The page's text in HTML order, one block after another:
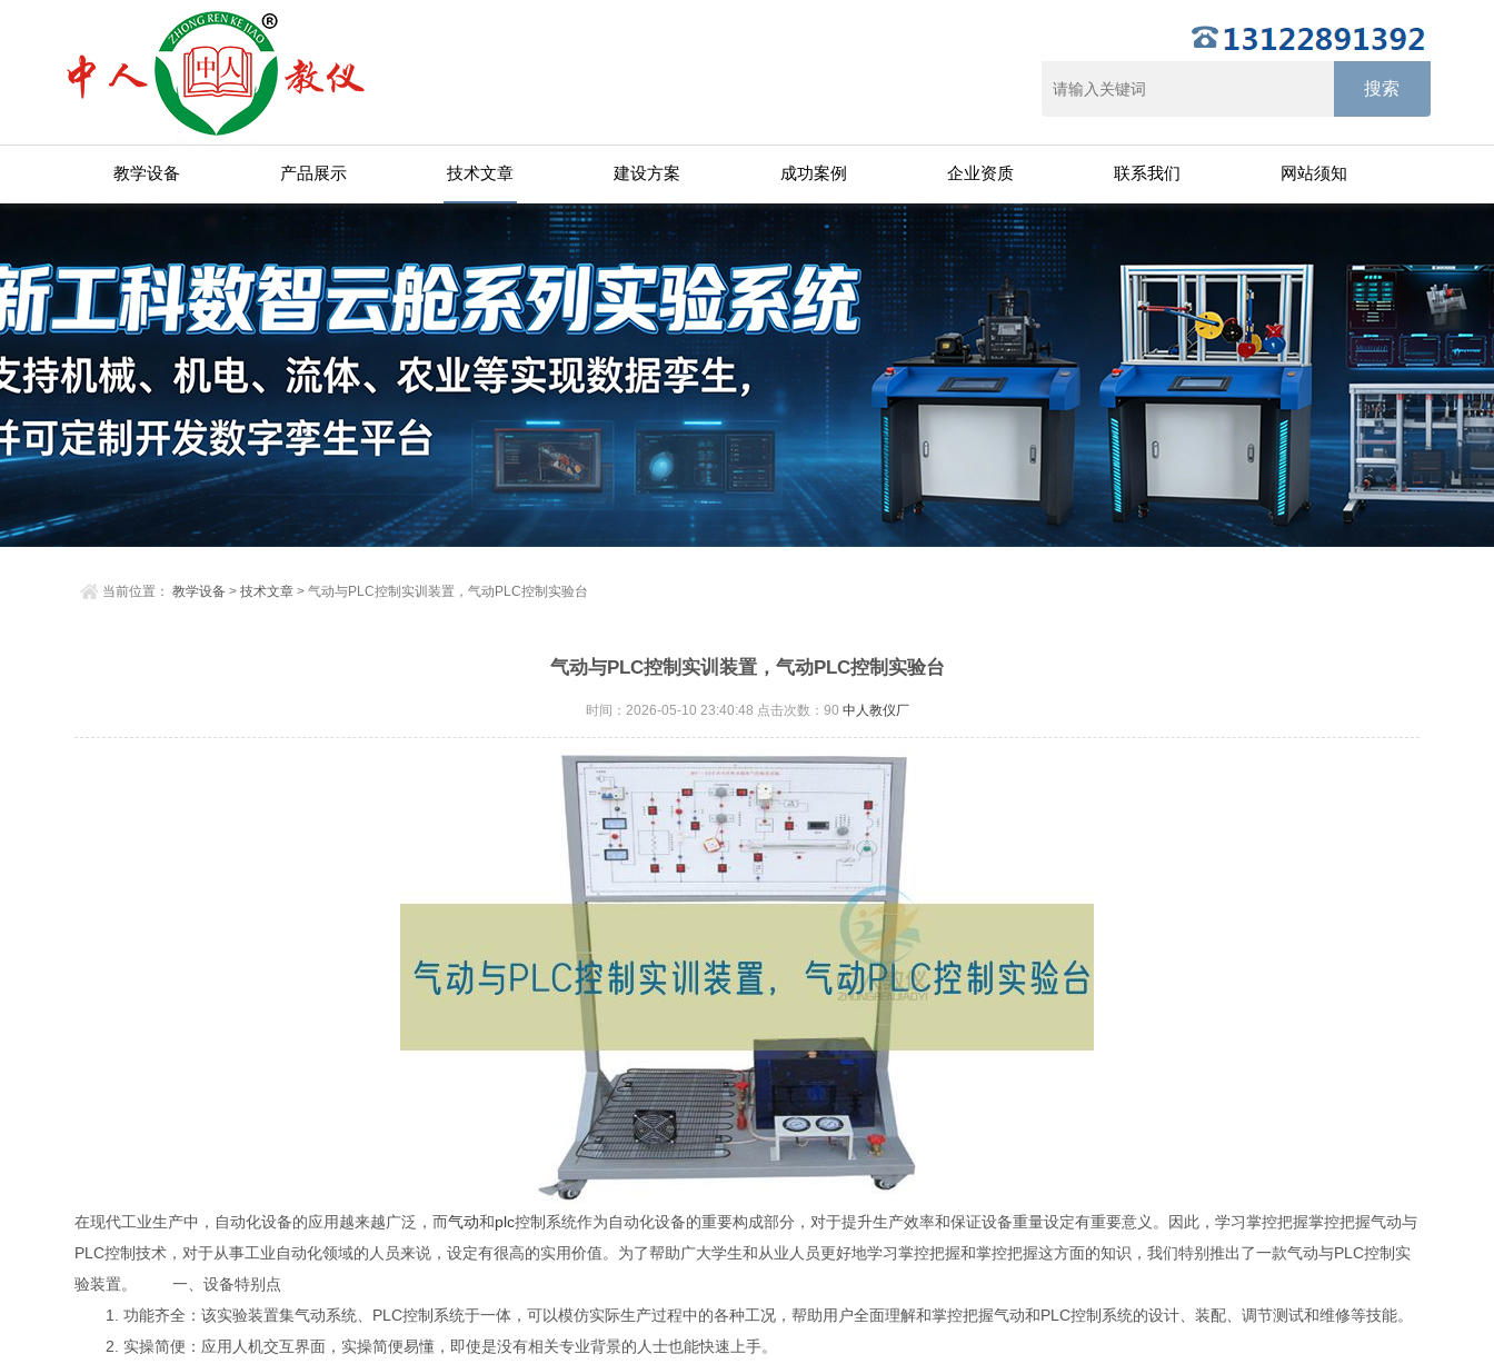
教学设备 产品展示 技术文章 建设方案 成功案例 企业资质 联系我们 网站须知
当前位置：教学设备 >技术文章 > 气动与PLC控制实训装置，气动PLC控制实验台
气动与PLC控制实训装置，气动PLC控制实验台
时间：2026-05-10 23:40:48 点击次数： 90 中人教仪厂
在现代工业生产中，自动化设备的应用越来越广泛，而气动和plc控制系统作为自动化设备的重要构成部分，对于提升生产效率和保证设备重量设定有重要意义。因此，学习掌控把握掌控把握气动与
PLC控制技术，对于从事工业自动化领域的人员来说，设定有很高的实用价值。为了帮助广大学生和从业人员更好地学习掌控把握和掌控把握这方面的知识，我们特别推出了一款气动与PLC控制实
验装置。
一、设备特别点
1. 功能齐全：该实验装置集气动系统、PLC控制系统于一体，可以模仿实际生产过程中的各种工况，帮助用户全面理解和掌控把握气动和PLC控制系统的设计、装配、调节测试和维修等技能。
2. 实操简便：应用人机交互界面，实操简便易懂，即使是没有相关专业背景的人士也能快速上手。